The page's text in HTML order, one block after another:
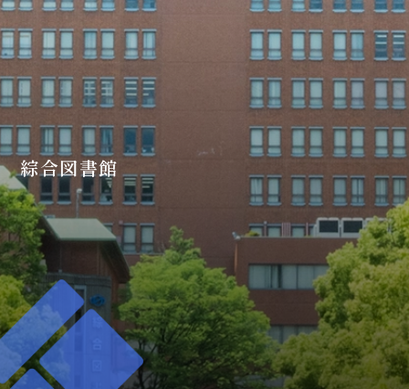
綜合図書館